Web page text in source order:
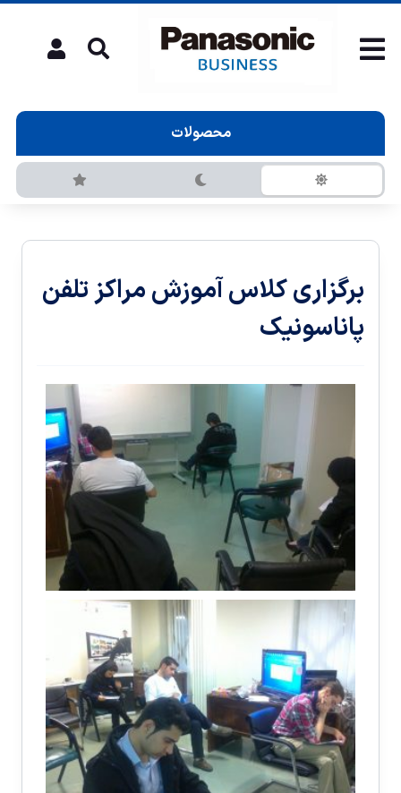
محصولات
برگزاری کلاس آموزش مراکز تلفن
پاناسونیک